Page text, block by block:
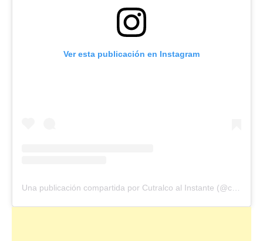
Ver esta publicación en Instagram